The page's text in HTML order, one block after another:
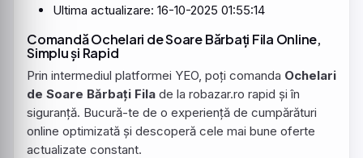
Ultima actualizare: 16-10-2025 01:55:14
Comandă Ochelari de Soare Bărbați Fila Online,
Simplu și Rapid
Prin intermediul platformei YEO, poți comanda Ochelari
de Soare Bărbați Fila de la robazar.ro rapid și în
siguranță. Bucură-te de o experiență de cumpărături
online optimizată și descoperă cele mai bune oferte
actualizate constant.